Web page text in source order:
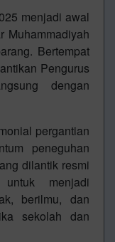
menjadi awal
Muhammadiyah
Bertempat
Pengurus
dengan
pergantian
peneguhan
dilantik resmi
menjadi
berilmu, dan
sekolah dan